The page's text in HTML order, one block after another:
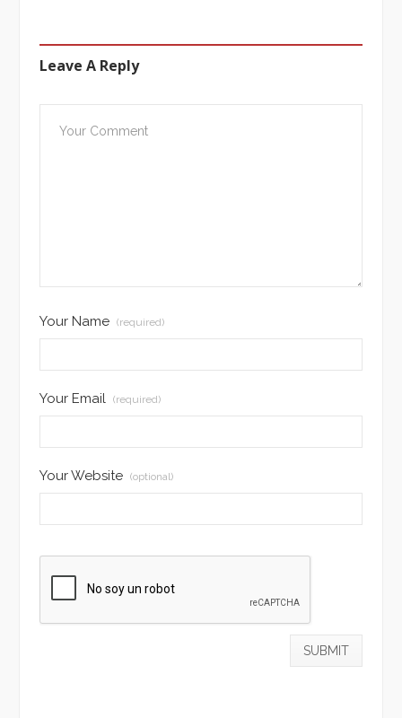
Leave A Reply
Your Name (required)
Your Email (required)
Your Website (optional)